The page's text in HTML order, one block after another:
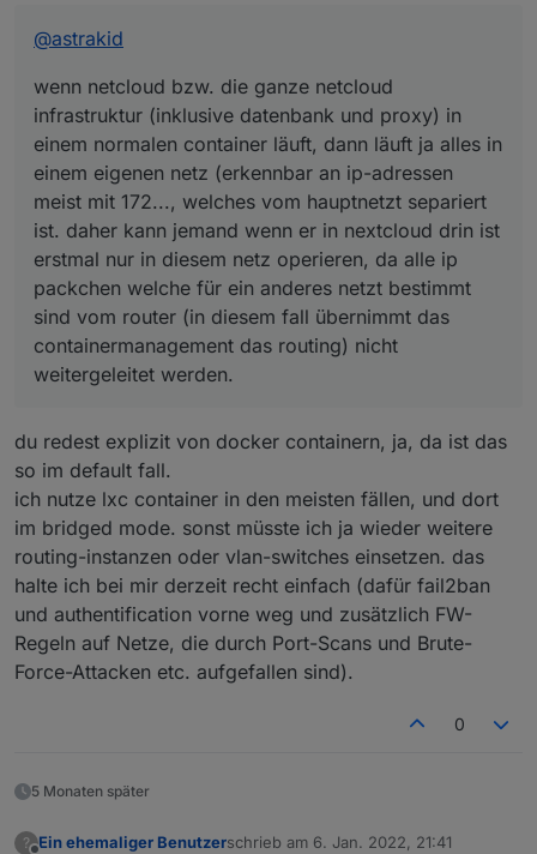
jemand wenn er in nextcloud drin ist erstmal nur in
ein anderes netzt bestimmt sind vom router (in diesem
fall übernimmt das containermanagement das routing)
nicht weitergeleitet werden.
@astrakid
wenn netcloud bzw. die ganze netcloud
infrastruktur (inklusive datenbank und proxy) in
einem normalen container läuft, dann läuft ja alles in
einem eigenen netz (erkennbar an ip-adressen
meist mit 172..., welches vom hauptnetzt separiert
ist. daher kann jemand wenn er in nextcloud drin ist
erstmal nur in diesem netz operieren, da alle ip
packchen welche für ein anderes netzt bestimmt
sind vom router (in diesem fall übernimmt das
containermanagement das routing) nicht
weitergeleitet werden.
du redest explizit von docker containern, ja, da ist das
so im default fall.
ich nutze lxc container in den meisten fällen, und dort
im bridged mode. sonst müsste ich ja wieder weitere
routing-instanzen oder vlan-switches einsetzen. das
halte ich bei mir derzeit recht einfach (dafür fail2ban
und authentification vorne weg und zusätzlich FW-
Regeln auf Netze, die durch Port-Scans und Brute-
Force-Attacken etc. aufgefallen sind).
0
5 Monaten später
? Ein ehemaliger Benutzerschrieb am 6. Jan. 2022, 21:41